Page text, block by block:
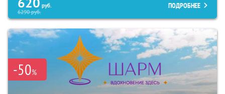
руб.
6290руб.
ПОДРОБНЕЕ
-50%